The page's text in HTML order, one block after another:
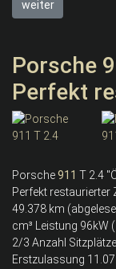
weiter
Porsche
Perfekt
Porsche911 T 2.4
Perfekt
49.378 km
cm³ Leistung 96kW
2/3 Anzahl
Erstzulassung